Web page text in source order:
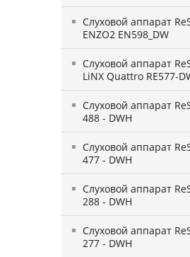
Слуховой аппарат
ENZO2 EN598_DW
Слуховой аппарат
LiNX Quattro RE577-
Слуховой аппарат
488 - DWH
Слуховой аппарат
477 - DWH
Слуховой аппарат
288 - DWH
Слуховой аппарат
277 - DWH